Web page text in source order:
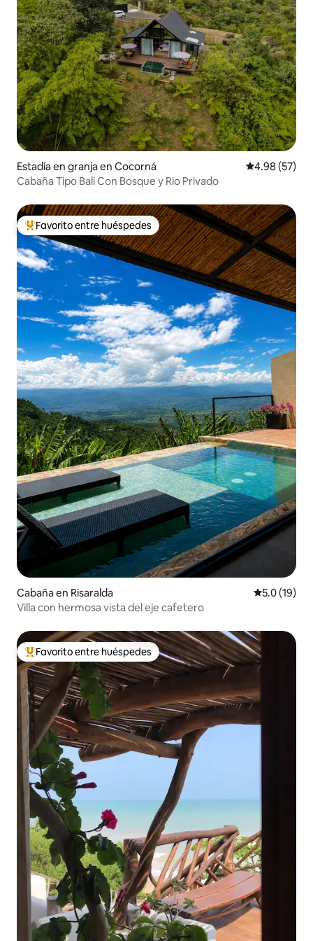
Estadía en granja en Cocorná Calificación
4.98 (57)
Cabaña Tipo Bali Con Bosque y Rio Privado
Favorito entre huéspedes preferido
Favorito entre huéspedes
Cabaña en Risaralda Calificación
5.0 (19)
Villa con hermosa vista del eje cafetero
Favorito entre huéspedes preferido
Favorito entre huéspedes